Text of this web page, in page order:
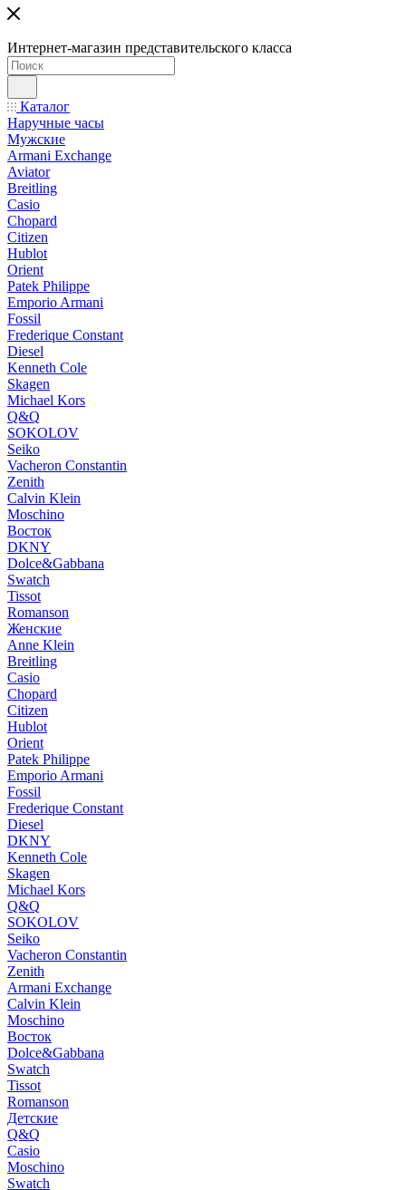
Интернет-магазин представительского класса
Каталог
Наручные часы
Мужские
Armani Exchange
Aviator
Breitling
Casio
Chopard
Citizen
Hublot
Orient
Patek Philippe
Emporio Armani
Fossil
Frederique Constant
Diesel
Kenneth Cole
Skagen
Michael Kors
Q&Q
SOKOLOV
Seiko
Vacheron Constantin
Zenith
Calvin Klein
Moschino
Восток
DKNY
Dolce&Gabbana
Swatch
Tissot
Romanson
Женские
Anne Klein
Breitling
Casio
Chopard
Citizen
Hublot
Orient
Patek Philippe
Emporio Armani
Fossil
Frederique Constant
Diesel
DKNY
Kenneth Cole
Skagen
Michael Kors
Q&Q
SOKOLOV
Seiko
Vacheron Constantin
Zenith
Armani Exchange
Calvin Klein
Moschino
Восток
Dolce&Gabbana
Swatch
Tissot
Romanson
Детские
Q&Q
Casio
Moschino
Swatch